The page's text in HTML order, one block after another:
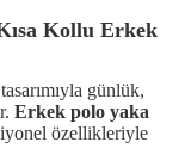
Kollu Erkek
günlük,
Erkek polo yaka
özellikleriyle